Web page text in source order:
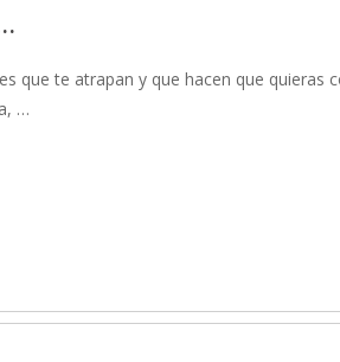
que te atrapan y que hacen que quieras
…